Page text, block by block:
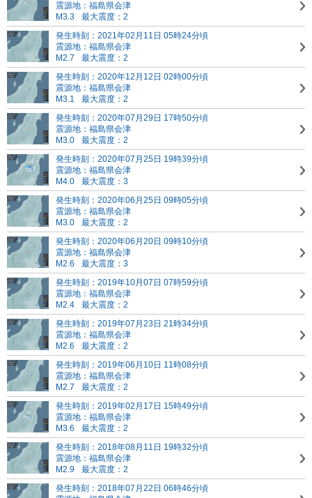
震源地：福島県会津
M3.3
最大震度：2
発生時刻：2021年02月11日 05時24分頃
震源地：福島県会津
M2.7
最大震度：2
発生時刻：2020年12月12日 02時00分頃
震源地：福島県会津
M3.1
最大震度：2
発生時刻：2020年07月29日 17時50分頃
震源地：福島県会津
M3.0
最大震度：2
発生時刻：2020年07月25日 19時39分頃
震源地：福島県会津
M4.0
最大震度：3
発生時刻：2020年06月25日 09時05分頃
震源地：福島県会津
M3.0
最大震度：2
発生時刻：2020年06月20日 09時10分頃
震源地：福島県会津
M2.6
最大震度：3
発生時刻：2019年10月07日 07時59分頃
震源地：福島県会津
M2.4
最大震度：2
発生時刻：2019年07月23日 21時34分頃
震源地：福島県会津
M2.6
最大震度：2
発生時刻：2019年06月10日 11時08分頃
震源地：福島県会津
M2.7
最大震度：2
発生時刻：2019年02月17日 15時49分頃
震源地：福島県会津
M3.6
最大震度：2
発生時刻：2018年08月11日 19時32分頃
震源地：福島県会津
M2.9
最大震度：2
発生時刻：2018年07月22日 06時46分頃